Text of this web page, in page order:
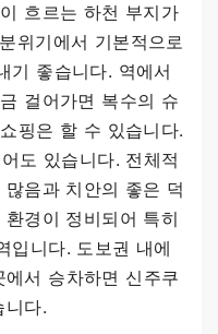
흐르는 하천 부지가
위기에서 기본적으로
기 좋습니다. 역에서
걸어가면 복수의 슈
핑은 할 수 있습니다.
도 있습니다. 전체적
음과 치안의 좋은 덕
경이 정비되어 특히
입니다. 도보권 내에
서 승차하면 신주쿠
니다.